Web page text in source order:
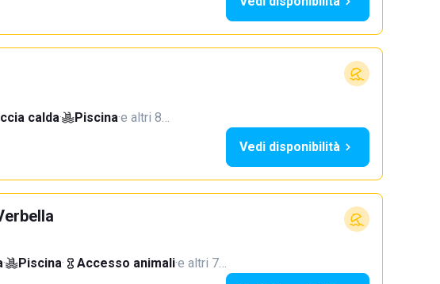
calda· Piscina·e altri 8…
Vedi disponibilità
· Piscina· Accesso animali·e altri 7…